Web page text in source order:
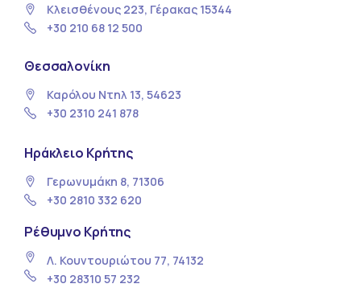
Κλεισθένους 223, Γέρακας 15344
+30 210 68 12 500
Θεσσαλονίκη
Καρόλου Ντηλ 13, 54623
+30 2310 241 878
Ηράκλειο Κρήτης
Γερωνυμάκη 8, 71306
+30 2810 332 620
Ρέθυμνο Κρήτης
Λ. Κουντουριώτου 77, 74132
+30 28310 57 232